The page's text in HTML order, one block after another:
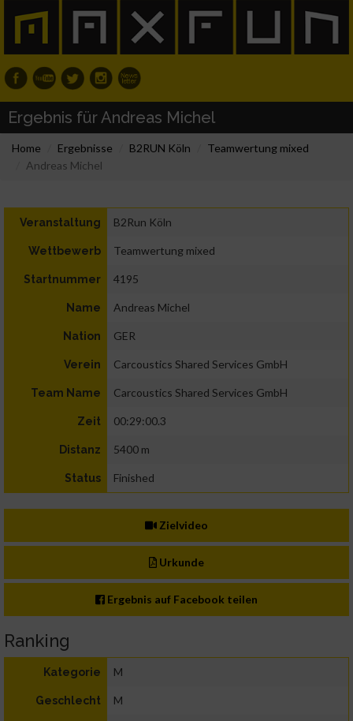
Ergebnis für Andreas Michel
Home Ergebnisse B2RUN Köln
Teamwertung mixed
Andreas Michel
Veranstaltung B2Run Köln
Wettbewerb Teamwertung mixed
Startnummer 4195
Name Andreas Michel
Nation GER
Verein Carcoustics Shared Services GmbH
Team Name Carcoustics Shared Services GmbH
Zeit 00:29:00.3
Distanz 5400 m
Status Finished
Zielvideo
Urkunde
Ergebnis auf Facebook teilen
Ranking
Kategorie M
Geschlecht M